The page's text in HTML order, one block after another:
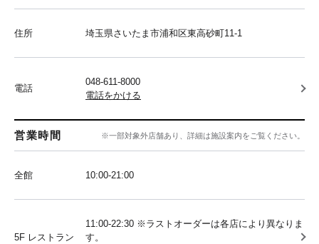
住所 埼玉県さいたま市浦和区東高砂町11-1
電話
048-611-8000
電話をかける
営業時間 ※一部対象外店舗あり、詳細は施設案内をご覧ください。
全館 10:00‐21:00
5F レストラン
11:00-22:30 ※ラストオーダーは各店により異なりま
す。